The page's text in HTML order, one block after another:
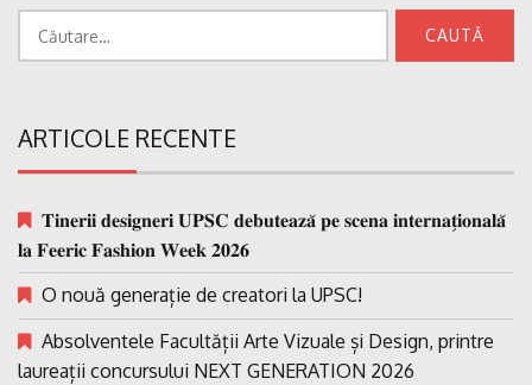
ARTICOLE RECENTE
𝐓𝐢𝐧𝐞𝐫𝐢𝐢 𝐝𝐞𝐬𝐢𝐠𝐧𝐞𝐫𝐢 𝐔𝐏𝐒𝐂 𝐝𝐞𝐛𝐮𝐭𝐞𝐚𝐳𝐚̆ 𝐩𝐞 𝐬𝐜𝐞𝐧𝐚 𝐢𝐧𝐭𝐞𝐫𝐧𝐚𝐭̗𝐢𝐨𝐧𝐚𝐥𝐚̆
𝐥𝐚 𝐅𝐞𝐞𝐫𝐢𝐜 𝐅𝐚𝐬𝐡𝐢𝐨𝐧 𝐖𝐞𝐞𝐤 𝟐𝟎𝟐𝟔
O nouă generație de creatori la UPSC!
Absolventele Facultății Arte Vizuale și Design, printre
laureații concursului NEXT GENERATION 2026